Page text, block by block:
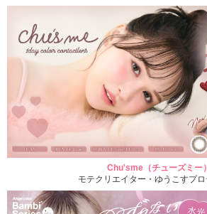
Chu'sme（チューズミー）
モテクリエイター・ゆうこすプ